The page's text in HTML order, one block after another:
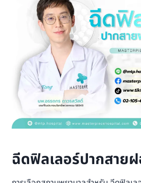
ฉีดฟิลเลอร์ปากสาย